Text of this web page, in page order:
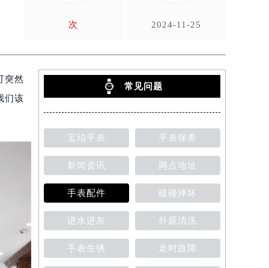
次 2024-11-25
突然
们该
常见问题
宝珀手表 手表保养
新闻资讯 网点地址
手表配件 磕碰摔坏
进水进灰 外观清洗
手表生锈 走时故障